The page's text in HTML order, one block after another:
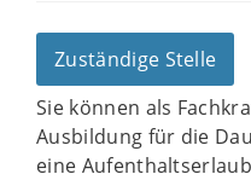
Zuständige Stelle
Sie können als
Ausbildung für die
eine